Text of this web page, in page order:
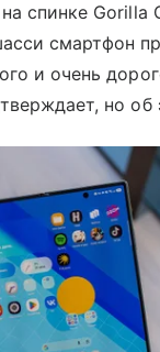
спинке Gorilla
смартфон
и очень
но об